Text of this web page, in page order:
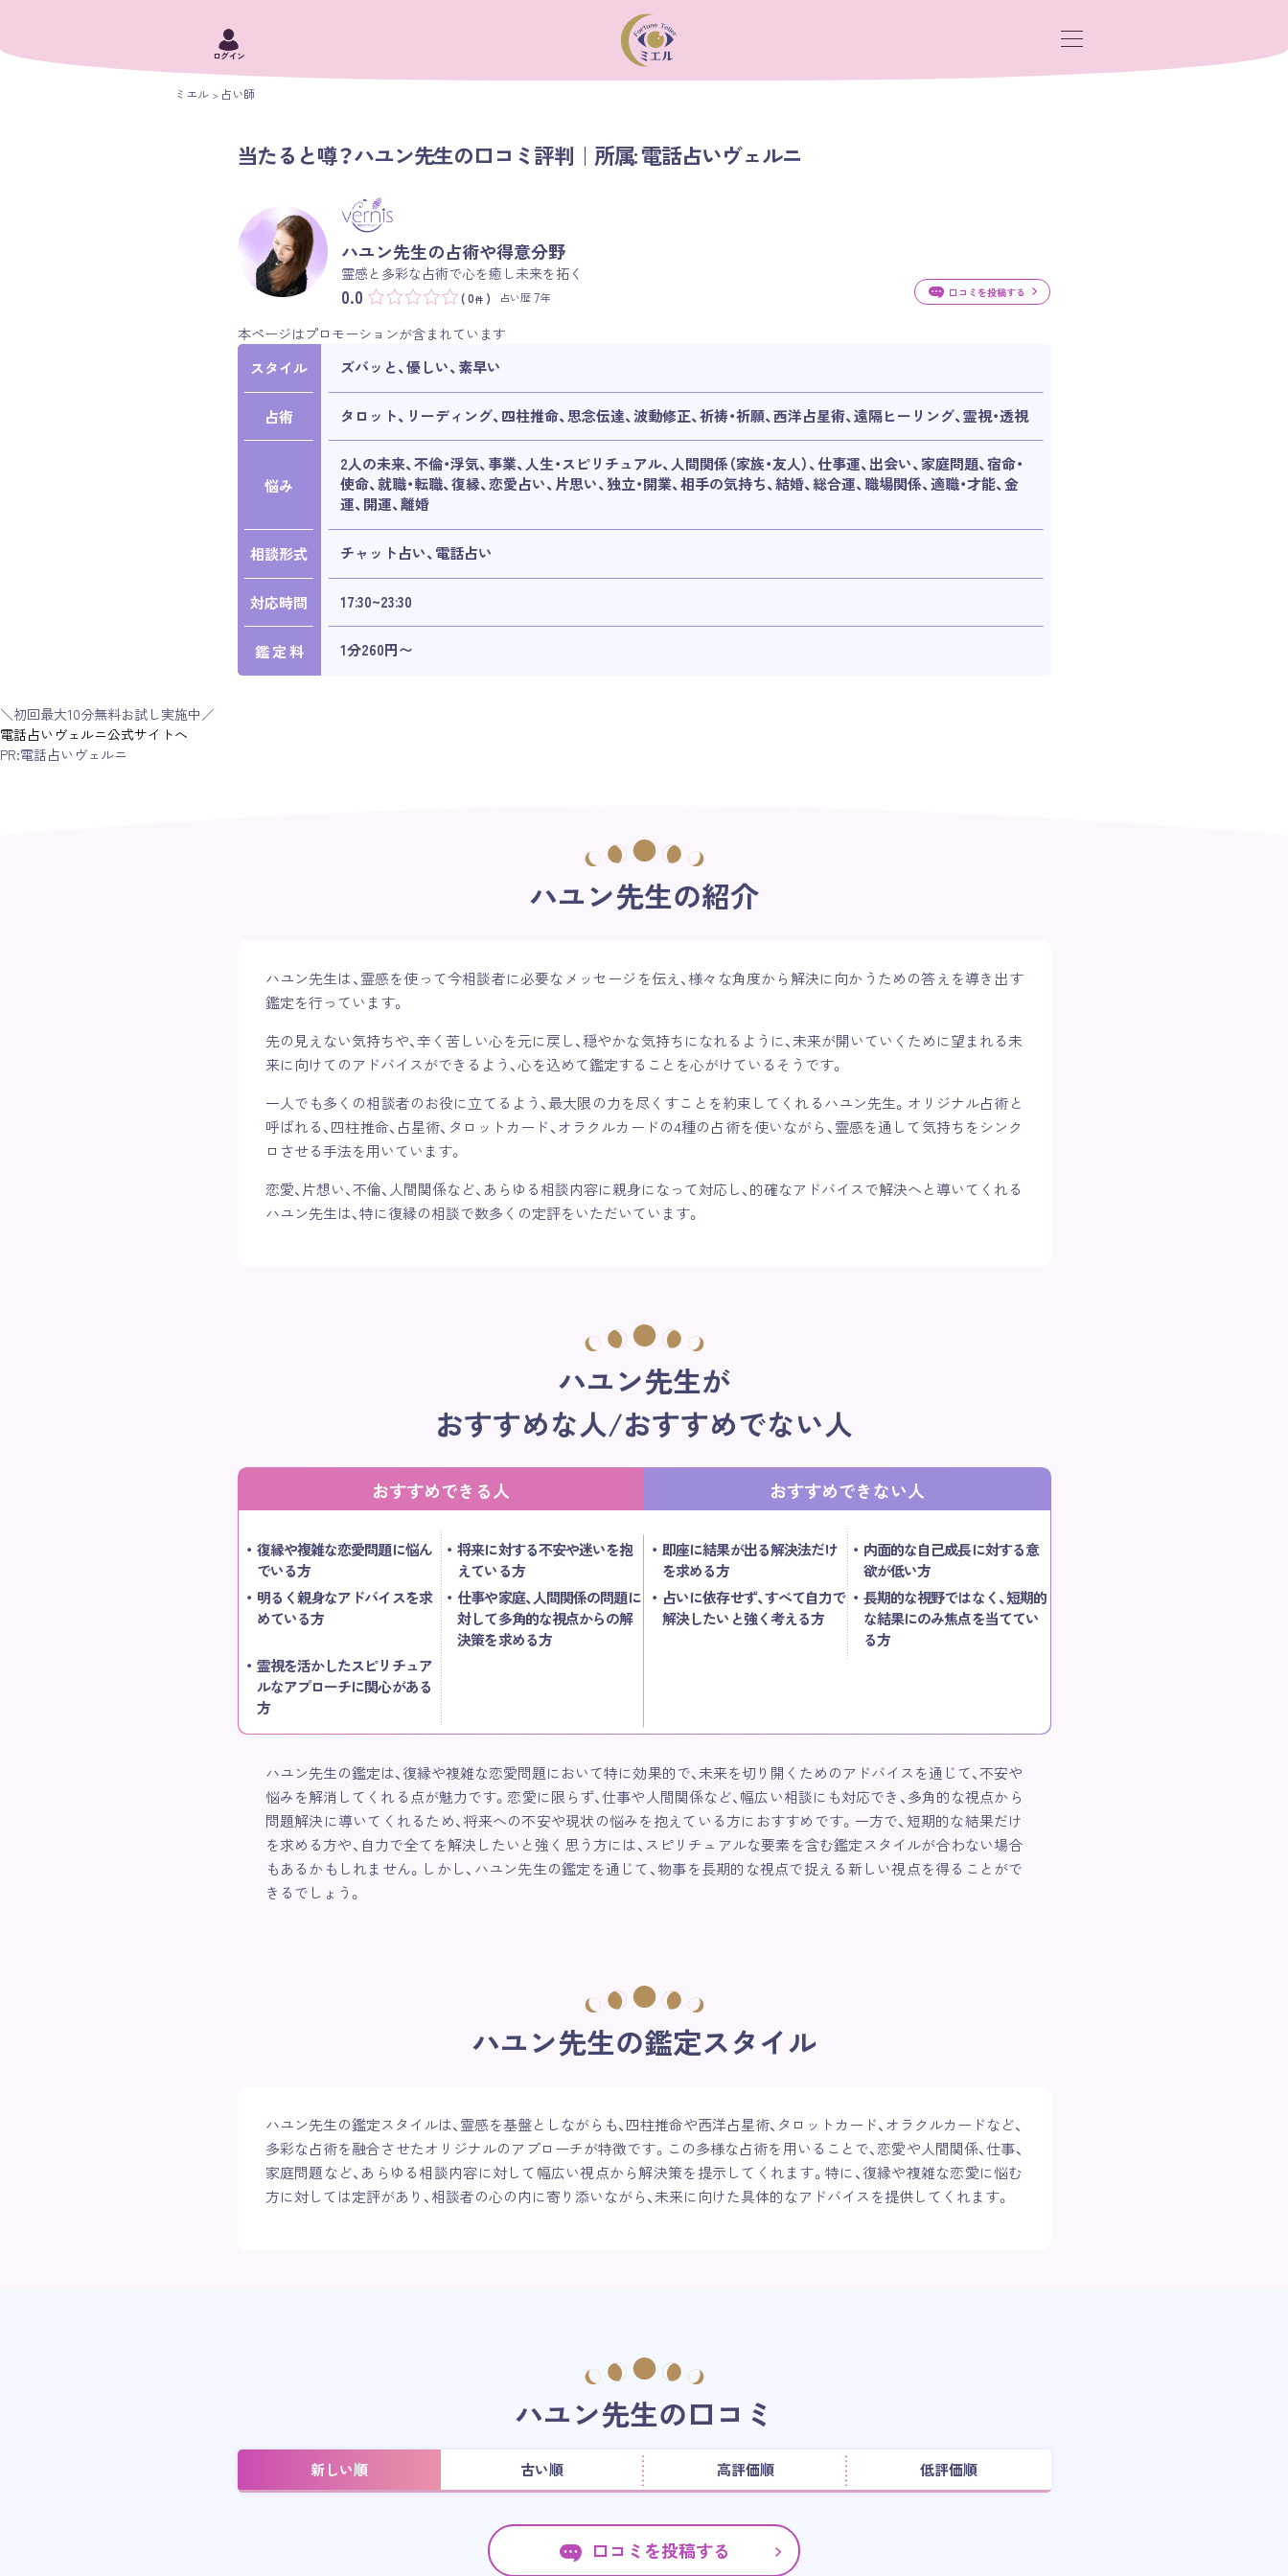
ログイン
ミエル 占い師
当たると噂？ハユン先生の口コミ評判｜所属: 電話占いヴェルニ
ハユン先生の占術や得意分野
霊感と多彩な占術で心を癒し未来を拓く
0.0 ( 0件 ) 占い歴7年 口コミを投稿する
本ページはプロモーションが含まれています
スタイル ズバッと、優しい、素早い
占術 タロット、リーディング、四柱推命、思念伝達、波動修正、祈祷・祈願、西洋占星術、遠隔ヒーリング、霊視・透視
悩み
2人の未来、不倫・浮気、事業、人生・スピリチュアル、人間関係（家族・友人）、仕事運、出会い、家庭問題、宿命・
使命、就職・転職、復縁、恋愛占い、片思い、独立・開業、相手の気持ち、結婚、総合運、職場関係、適職・才能、金
運、開運、離婚
相談形式 チャット占い、電話占い
対応時間 17:30~23:30
鑑 定 料 1分260円〜
＼初回最大10分無料お試し実施中／
電話占いヴェルニ公式サイトへ
PR:電話占いヴェルニ
ハユン先生の紹介
ハユン先生は、霊感を使って今相談者に必要なメッセージを伝え、様々な角度から解決に向かうための答えを導き出す
鑑定を行っています。
先の見えない気持ちや、辛く苦しい心を元に戻し、穏やかな気持ちになれるように、未来が開いていくために望まれる未
来に向けてのアドバイスができるよう、心を込めて鑑定することを心がけているそうです。
一人でも多くの相談者のお役に立てるよう、最大限の力を尽くすことを約束してくれるハユン先生。オリジナル占術と
呼ばれる、四柱推命、占星術、タロットカード、オラクルカードの4種の占術を使いながら、霊感を通して気持ちをシンク
ロさせる手法を用いています。
恋愛、片想い、不倫、人間関係など、あらゆる相談内容に親身になって対応し、的確なアドバイスで解決へと導いてくれる
ハユン先生は、特に復縁の相談で数多くの定評をいただいています。
ハユン先生が
おすすめな人/おすすめでない人
おすすめできる人
復縁や複雑な恋愛問題に悩ん
でいる方
将来に対する不安や迷いを抱
えている方
明るく親身なアドバイスを求
めている方
仕事や家庭、人間関係の問題に
対して多角的な視点からの解
決策を求める方
霊視を活かしたスピリチュア
ルなアプローチに関心がある
方
おすすめできない人
即座に結果が出る解決法だけ
を求める方
内面的な自己成長に対する意
欲が低い方
占いに依存せず、すべて自力で
解決したいと強く考える方
長期的な視野ではなく、短期的
な結果にのみ焦点を当ててい
る方
ハユン先生の鑑定は、復縁や複雑な恋愛問題において特に効果的で、未来を切り開くためのアドバイスを通じて、不安や
悩みを解消してくれる点が魅力です。恋愛に限らず、仕事や人間関係など、幅広い相談にも対応でき、多角的な視点から
問題解決に導いてくれるため、将来への不安や現状の悩みを抱えている方におすすめです。一方で、短期的な結果だけ
を求める方や、自力で全てを解決したいと強く思う方には、スピリチュアルな要素を含む鑑定スタイルが合わない場合
もあるかもしれません。しかし、ハユン先生の鑑定を通じて、物事を長期的な視点で捉える新しい視点を得ることがで
きるでしょう。
ハユン先生の鑑定スタイル
ハユン先生の鑑定スタイルは、霊感を基盤としながらも、四柱推命や西洋占星術、タロットカード、オラクルカードなど、
多彩な占術を融合させたオリジナルのアプローチが特徴です。この多様な占術を用いることで、恋愛や人間関係、仕事、
家庭問題など、あらゆる相談内容に対して幅広い視点から解決策を提示してくれます。特に、復縁や複雑な恋愛に悩む
方に対しては定評があり、相談者の心の内に寄り添いながら、未来に向けた具体的なアドバイスを提供してくれます。
ハユン先生の口コミ
新しい順 古い順 高評価順 低評価順
口コミを投稿する